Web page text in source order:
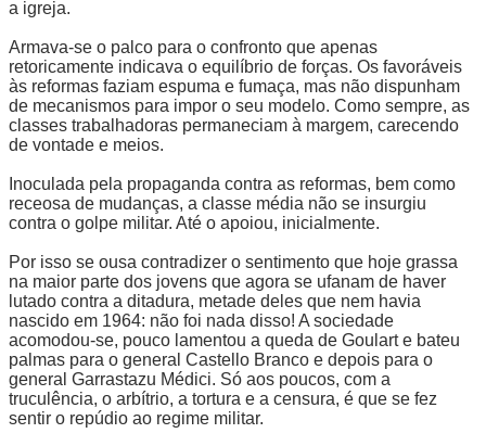
a igreja.
Armava-se o palco para o confronto que apenas
retoricamente indicava o equilíbrio de forças. Os favoráveis
às reformas faziam espuma e fumaça, mas não dispunham
de mecanismos para impor o seu modelo. Como sempre, as
classes trabalhadoras permaneciam à margem, carecendo
de vontade e meios.
Inoculada pela propaganda contra as reformas, bem como
receosa de mudanças, a classe média não se insurgiu
contra o golpe militar. Até o apoiou, inicialmente.
Por isso se ousa contradizer o sentimento que hoje grassa
na maior parte dos jovens que agora se ufanam de haver
lutado contra a ditadura, metade deles que nem havia
nascido em 1964: não foi nada disso! A sociedade
acomodou-se, pouco lamentou a queda de Goulart e bateu
palmas para o general Castello Branco e depois para o
general Garrastazu Médici. Só aos poucos, com a
truculência, o arbítrio, a tortura e a censura, é que se fez
sentir o repúdio ao regime militar.